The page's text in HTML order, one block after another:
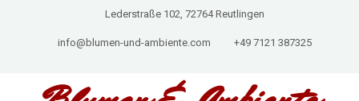
Lederstraße 102, 72764 Reutlingen
info@blumen-und-ambiente.com +49 7121 387325